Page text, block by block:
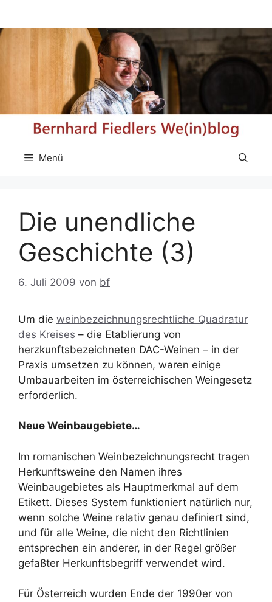
springen
Menü
Die unendliche
Geschichte (3)
6. Juli 2009 von bf
Um die weinbezeichnungsrechtliche Quadratur
des Kreises – die Etablierung von
herzkunftsbezeichneten DAC-Weinen – in der
Praxis umsetzen zu können, waren einige
Umbauarbeiten im österreichischen Weingesetz
erforderlich.
Neue Weinbaugebiete…
Im romanischen Weinbezeichnungsrecht tragen
Herkunftsweine den Namen ihres
Weinbaugebietes als Hauptmerkmal auf dem
Etikett. Dieses System funktioniert natürlich nur,
wenn solche Weine relativ genau definiert sind,
und für alle Weine, die nicht den Richtlinien
entsprechen ein anderer, in der Regel größer
gefaßter Herkunftsbegriff verwendet wird.
Für Österreich wurden Ende der 1990er von